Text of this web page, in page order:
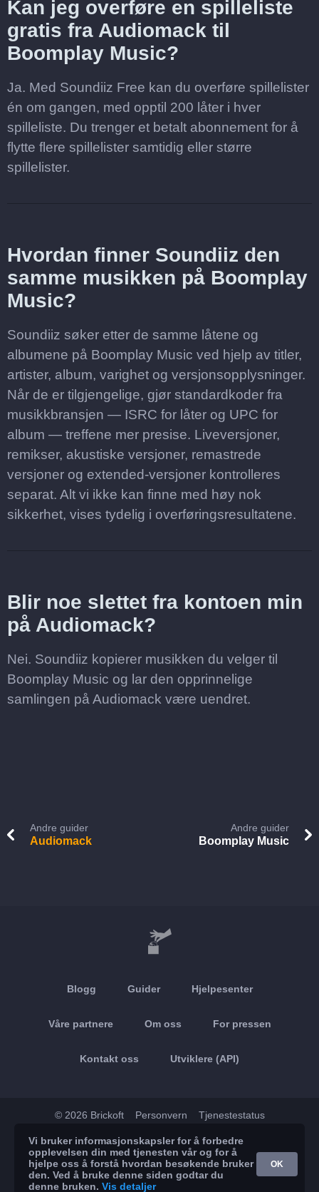
Kan jeg overføre en spilleliste
gratis fra Audiomack til
Boomplay Music?
Ja. Med Soundiiz Free kan du overføre spillelister
én om gangen, med opptil 200 låter i hver
spilleliste. Du trenger et betalt abonnement for å
flytte flere spillelister samtidig eller større
spillelister.
Hvordan finner Soundiiz den
samme musikken på Boomplay
Music?
Soundiiz søker etter de samme låtene og
albumene på Boomplay Music ved hjelp av titler,
artister, album, varighet og versjonsopplysninger.
Når de er tilgjengelige, gjør standardkoder fra
musikkbransjen — ISRC for låter og UPC for
album — treffene mer presise. Liveversjoner,
remikser, akustiske versjoner, remastrede
versjoner og extended-versjoner kontrolleres
separat. Alt vi ikke kan finne med høy nok
sikkerhet, vises tydelig i overføringsresultatene.
Blir noe slettet fra kontoen min
på Audiomack?
Nei. Soundiiz kopierer musikken du velger til
Boomplay Music og lar den opprinnelige
samlingen på Audiomack være uendret.
Andre guider
Audiomack
Andre guider
Boomplay Music
Blogg Guider Hjelpesenter
Våre partnere Om oss For pressen
Kontakt oss Utviklere (API)
© 2026 Brickoft Personvern Tjenestestatus
App Store Google Play
Vi bruker informasjonskapsler for å forbedre
opplevelsen din med tjenesten vår og for å
hjelpe oss å forstå hvordan besøkende bruker
den. Ved å bruke denne siden godtar du
denne bruken. Vis detaljer
OK